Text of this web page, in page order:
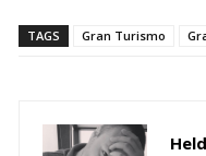
TAGS Gran Turismo